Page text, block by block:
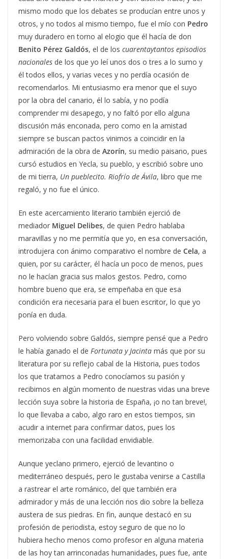
mismo modo que los debates se producían entre unos y
otros, y no todos al mismo tiempo, fue el mío con Pedro
muy duradero en torno al elogio que él hacía de don
Benito Pérez Galdós, el de los cuarentaytantos episodios
nacionales de los que yo leí unos dos o tres a lo sumo y
él todos ellos, y varias veces y no perdía ocasión de
recomendarlos. Mi entusiasmo era menor que el suyo
por la obra del canario, él lo sabía, y no podía
comprender mi desapego, y no faltó por ello alguna
discusión más enconada, pero como en la amistad
siempre se buscan pactos vinimos a coincidir en la
admiración de la obra de Azorín, su medio paisano, pues
cursó estudios en Yecla, su pueblo, y escribió sobre uno
de mi tierra, Un pueblecito. Riofrío de Ávila, libro que me
regaló, y no fue el único.
En este acercamiento literario también ejerció de
mediador Miguel Delibes, de quien Pedro hablaba
maravillas y no me permitía que yo, en esa conversación,
introdujera con ánimo comparativo el nombre de Cela, a
quien, por su carácter, él hacía un poco de menos, pues
no le hacían gracia sus malos gestos. Pedro, como
hombre bueno que era, se empeñaba en que esa
condición era necesaria para el buen escritor, lo que yo
ponía en duda.
Pero volviendo sobre Galdós, siempre pensé que a Pedro
le había ganado el de Fortunata y Jacinta más que por su
literatura por su reflejo cabal de la Historia, pues todos
los que tratamos a Pedro conocíamos su pasión y
recibimos en algún momento de nuestras vidas una breve
lección suya sobre la historia de España, ¡o no tan breve!,
lo que llevaba a cabo, algo raro en estos tiempos, sin
acudir a internet para confirmar datos, pues los
memorizaba con una facilidad envidiable.
Aunque yeclano primero, ejerció de levantino o
mediterráneo después, pero le gustaba venirse a Castilla
a rastrear el arte románico, del que también era
admirador y más de una lección nos dio sobre la belleza
austera de sus piedras. En fin, aunque destacó en su
profesión de periodista, estoy seguro de que no lo
hubiera hecho menos como profesor en alguna materia
de las hoy tan arrinconadas humanidades, pues fue, ante